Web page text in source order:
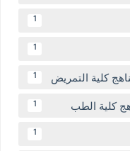
1
1
كلية التمريض 1
كلية الطب 1
1